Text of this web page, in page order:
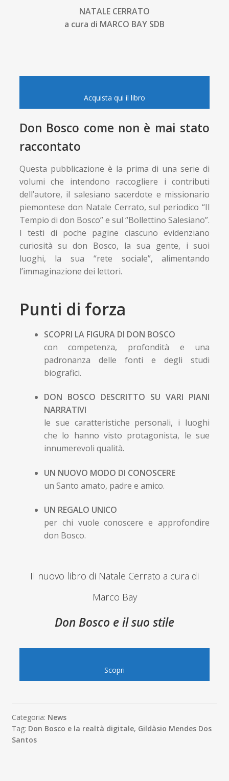
NATALE CERRATO
a cura di MARCO BAY SDB
Acquista qui il libro
Don Bosco come non è mai stato
raccontato
Questa pubblicazione è la prima di una serie di
volumi che intendono raccogliere i contributi
dell’autore, il salesiano sacerdote e missionario
piemontese don Natale Cerrato, sul periodico “Il
Tempio di don Bosco” e sul “Bollettino Salesiano”.
I testi di poche pagine ciascuno evidenziano
curiosità su don Bosco, la sua gente, i suoi
luoghi, la sua “rete sociale”, alimentando
l’immaginazione dei lettori.
Punti di forza
SCOPRI LA FIGURA DI DON BOSCO
con competenza, profondità e una
padronanza delle fonti e degli studi
biografici.
DON BOSCO DESCRITTO SU VARI PIANI
NARRATIVI
le sue caratteristiche personali, i luoghi
che lo hanno visto protagonista, le sue
innumerevoli qualità.
UN NUOVO MODO DI CONOSCERE
un Santo amato, padre e amico.
UN REGALO UNICO
per chi vuole conoscere e approfondire
don Bosco.
Il nuovo libro di Natale Cerrato a cura di
Marco Bay
Don Bosco e il suo stile
Scopri
Categoria: News
Tag: Don Bosco e la realtà digitale, Gildàsio Mendes Dos
Santos